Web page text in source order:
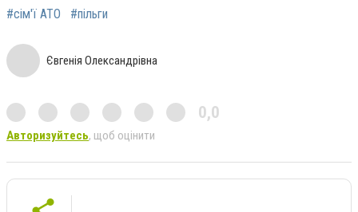
#сім'ї АТО
#пільги
Євгенія Олександрівна
0,0
Авторизуйтесь, щоб оцінити